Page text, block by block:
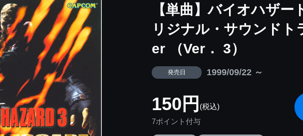
【単曲】バイオハザ
リジナル・サウンド
er （Ver． 3）
発売日 1999/09/22 ～
150円 (税込)
7ポイント付与